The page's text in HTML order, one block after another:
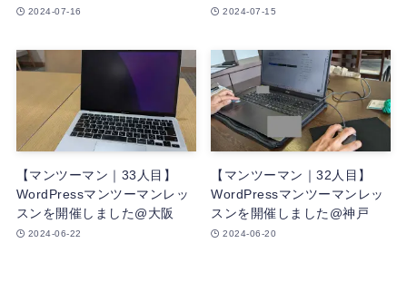
2024-07-16 2024-07-15
【マンツーマン｜33人目】
WordPressマンツーマンレッ
スンを開催しました@大阪
2024-06-22
【マンツーマン｜32人目】
WordPressマンツーマンレッ
スンを開催しました@神戸
2024-06-20